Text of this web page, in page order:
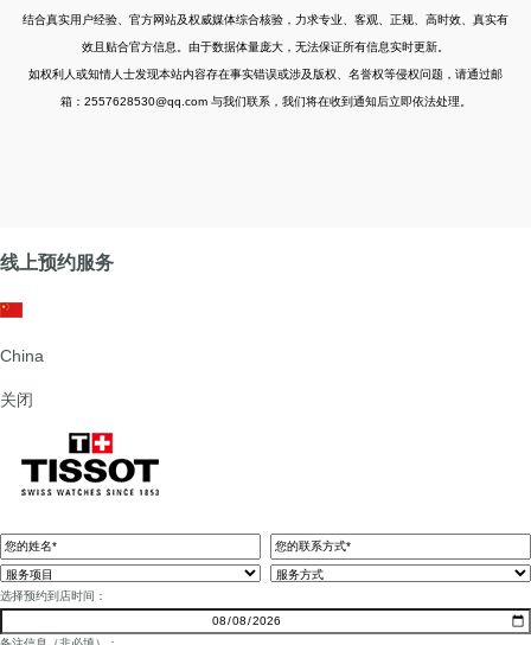
结合真实用户经验、官方网站及权威媒体综合核验，力求专业、客观、正规、高时效、真实有
效且贴合官方信息。由于数据体量庞大，无法保证所有信息实时更新。
如权利人或知情人士发现本站内容存在事实错误或涉及版权、名誉权等侵权问题，请通过邮
箱：2557628530@qq.com 与我们联系，我们将在收到通知后立即依法处理。
线上预约服务
China
关闭
选择预约到店时间：